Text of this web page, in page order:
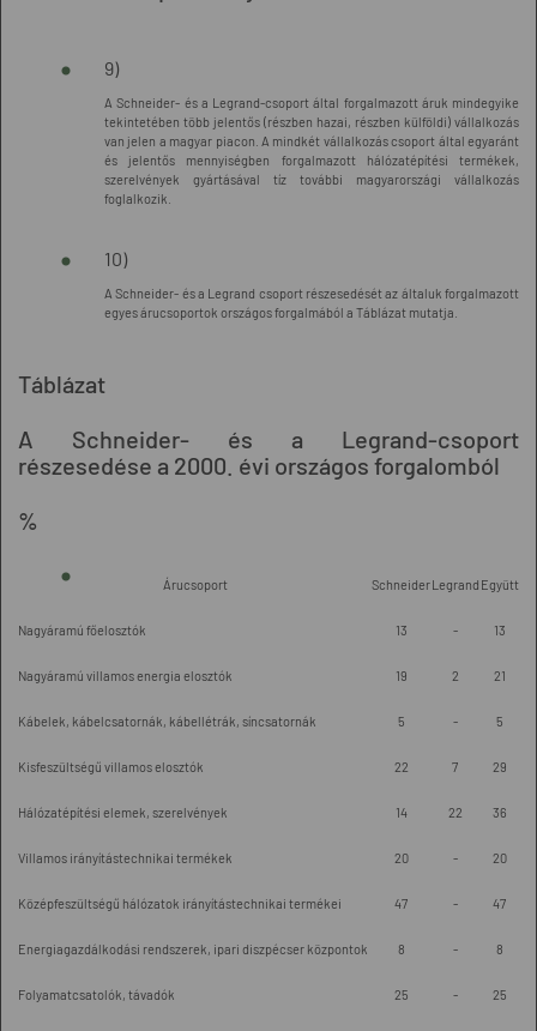
9)
A Schneider- és a Legrand-csoport által forgalmazott áruk mindegyike
tekintetében több jelentős (részben hazai, részben külföldi) vállalkozás
van jelen a magyar piacon. A mindkét vállalkozás csoport által egyaránt
és jelentős mennyiségben forgalmazott hálózatépítési termékek,
szerelvények gyártásával tíz további magyarországi vállalkozás
foglalkozik.
10)
A Schneider- és a Legrand csoport részesedését az általuk forgalmazott
egyes árucsoportok országos forgalmából a Táblázat mutatja.
Táblázat
A Schneider- és a Legrand-csoport
részesedése a 2000. évi országos forgalomból
%
Árucsoport SchneiderLegrand Együtt
Nagyáramú főelosztók 13 - 13
Nagyáramú villamos energia elosztók 19 2 21
Kábelek, kábelcsatornák, kábellétrák, síncsatornák 5 - 5
Kisfeszültségű villamos elosztók 22 7 29
Hálózatépítési elemek, szerelvények 14 22 36
Villamos irányítástechnikai termékek 20 - 20
Középfeszültségű hálózatok irányítástechnikai termékei 47 - 47
Energiagazdálkodási rendszerek, ipari diszpécser központok 8 - 8
Folyamatcsatolók, távadók 25 - 25